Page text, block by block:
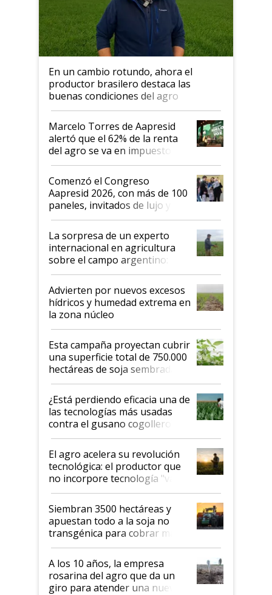
En un cambio rotundo, ahora el
productor brasilero destaca las
buenas condiciones del agro
argentino para invertir: "Los veo
más motivados"
Marcelo Torres de Aapresid
alertó que el 62% de la renta
del agro se va en impuestos:
"No es bueno que en
Argentina se sigan discutiendo
las mismas cosas de hace 50
años"
Comenzó el Congreso
Aapresid 2026, con más de 100
paneles, invitados de lujo y
todas las tendencias
La sorpresa de un experto
internacional en agricultura
sobre el campo argentino:
"Estoy muy impresionado"
Advierten por nuevos excesos
hídricos y humedad extrema en
la zona núcleo
Esta campaña proyectan cubrir
una superficie total de 750.000
hectáreas de soja sembradas
con una nueva generación de
variedades que marcan un
salto tecnológico en genética y
rendimiento
¿Está perdiendo eficacia una de
las tecnologías más usadas
contra el gusano cogollero? El
desafío de una tecnología clave
El agro acelera su revolución
tecnológica: el productor que
no incorpore tecnología "va a
perder el tren"
Siembran 3500 hectáreas y
apuestan todo a la soja no
transgénica para cobrar más
por tonelada: compraron un
semillero
A los 10 años, la empresa
rosarina del agro que da un
giro para atender una nueva